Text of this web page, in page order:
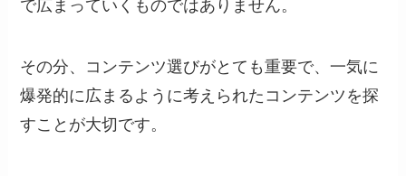
で広まっていくものではありません。
その分、コンテンツ選びがとても重要で、一気に
爆発的に広まるように考えられたコンテンツを探
すことが大切です。